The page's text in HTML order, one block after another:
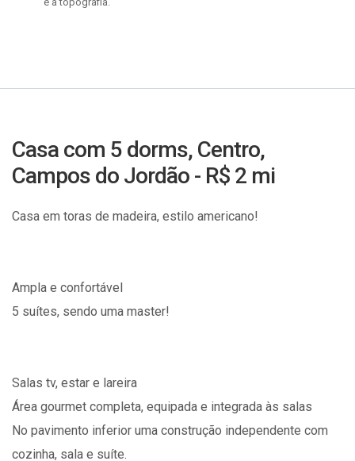
Casa com 5 dorms, Centro,
Campos do Jordão - R$ 2 mi
Casa em toras de madeira, estilo americano!
Ampla e confortável
5 suítes, sendo uma master!
Salas tv, estar e lareira
Área gourmet completa, equipada e integrada às salas
No pavimento inferior uma construção independente com
cozinha, sala e suíte.